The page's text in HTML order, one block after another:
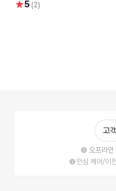
별5 (2)
고
오프라인
안심 케어/이